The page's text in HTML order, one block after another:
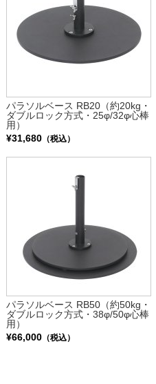
パラソルベース RB20（約20kg・
ダブルロック方式・25φ/32φ心棒
用）
¥31,680（税込）
パラソルベース RB50（約50kg・
ダブルロック方式・38φ/50φ心棒
用）
¥66,000（税込）